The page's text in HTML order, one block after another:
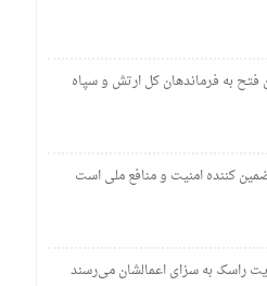
فتح به فرماندهان کل ارتش و سپاه
کننده امنیت و منافع ملی است
راسک به سزای اعمالشان می‌رسند